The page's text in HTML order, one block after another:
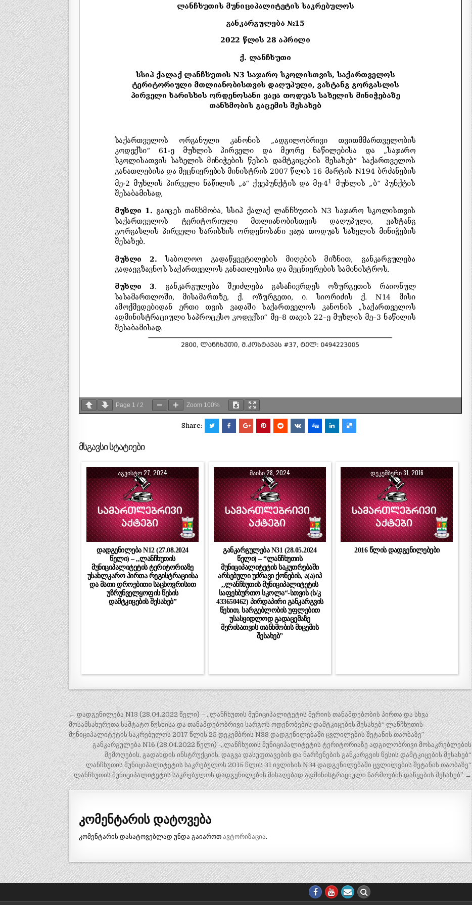
Page 1 / 2 Zoom 100%
Share:
მსგავსი სტატიები
ᲐᲒᲕᲘᲡᲢᲝ 27, 2024
დადგენილება N12 (27.08.2024
წელი) – ,,ლანჩხუთის
მუნიციპალიტეტის ტერიტორიაზე
უსახლკარო პირთა რეგისტრაციისა
და მათი დროებითი საცხოვრისით
უზრუნველყოფის წესის
დამტკიცების შესახებ”
ᲛᲐᲘᲡᲘ 28, 2024
განკარგულება N31 (28.05.2024
წელი) – “ლანჩხუთის
მუნიციპალიტეტის საკუთრებაში
არსებული უძრავი ქონების, ა(ა)იპ
,,ლანჩხუთის მუნიციპალიტეტის
საფეხბურთო სკოლა“-სთვის (ს/კ
433650462) პირდაპირი განკარგვის
წესით, სარგებლობის უფლებით
უსასყიდლოდ გადაცემაზე
მერისათვის თანხმობის მიცემის
შესახებ”
ᲓᲔᲙᲔᲛᲑᲔᲠᲘ 31, 2016
2016 წლის დადგენილებები
პოსტის
ნავიგაცია
← დადგენილება N13 (28.04.2022 წელი) – „ლანჩხუთის მუნიციპალიტეტის მერიის თანამდებობის პირთა და სხვა
მოსამსახურეთა საშტატო ნუსხისა და თანამდებობრივი სარგოს ოდენობების დამტკიცების შესახებ“ ლანჩხუთის
მუნიციპალიტეტის საკრებულოს 2017 წლის 25 დეკემბრის N38 დადგენილებაში ცვლილების შეტანის თაობაზე”
განკარგულება N16 (28.04.2022 წელი) -„ლანჩხუთის მუნიციპალიტეტის ტერიტორიაზე ადგილობრივი მოსაკრებლების
შემოღების, გადახდის ინსტრუქციის, დაგვა დასუფთავების და ნარჩენების განკარგვის წესის დამტკიცების შესახებ“
ლანჩხუთის მუნიციპალიტეტის საკრებულოს 2015 წლის 31 ივლისის N34 დადგენილებაში ცვლილების შეტანის თაობაზე“
ლანჩხუთის მუნიციპალიტეტის საკრებულოს დადგენილების მისაღებად ადმინისტრაციული წარმოების დაწყების შესახებ” →
კომენტარის დატოვება
კომენტარის დასატოვებლად უნდა გაიაროთავტორიზაცია.